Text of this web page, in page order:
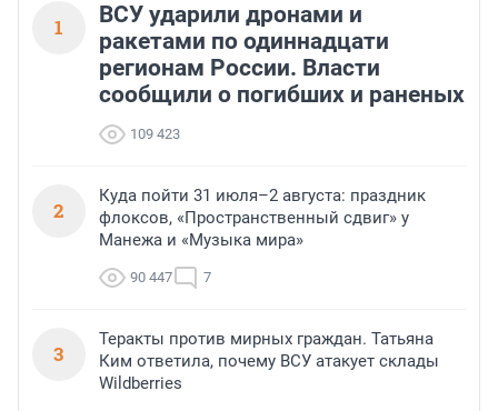
1
ВСУ ударили дронами и
ракетами по одиннадцати
регионам России. Власти
сообщили о погибших и раненых
109 423
2
Куда пойти 31 июля–2 августа: праздник
флоксов, «Пространственный сдвиг» у
Манежа и «Музыка мира»
90 447 7
3
Теракты против мирных граждан. Татьяна
Ким ответила, почему ВСУ атакует склады
Wildberries